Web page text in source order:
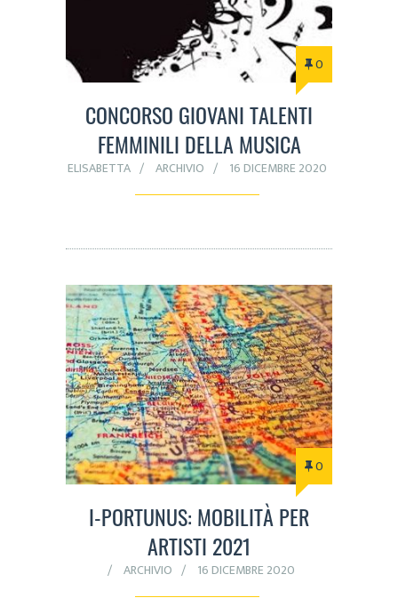
0
CONCORSO GIOVANI TALENTI
FEMMINILI DELLA MUSICA
ELISABETTA ARCHIVIO 16 DICEMBRE 2020
0
I-PORTUNUS: MOBILITÀ PER
ARTISTI 2021
ARCHIVIO 16 DICEMBRE 2020